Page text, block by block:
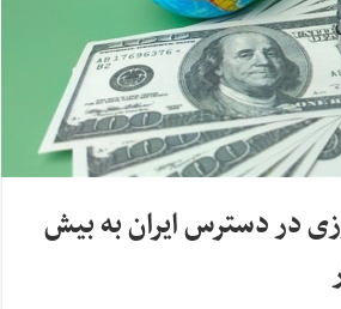
در دسترس ایران به بیش